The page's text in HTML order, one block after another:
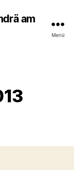
am
Menü